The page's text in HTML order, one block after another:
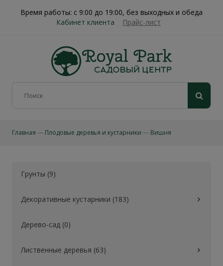
Время работы: с 9:00 до 19:00, без выходных и обеда
Кабинет клиента
Прайс-лист
Главная Плодовые деревья и кустарники Вишня
Грунты (9)
Декоративные кустарники (183)
Дерево-сад (0)
Лиственные деревья (63)